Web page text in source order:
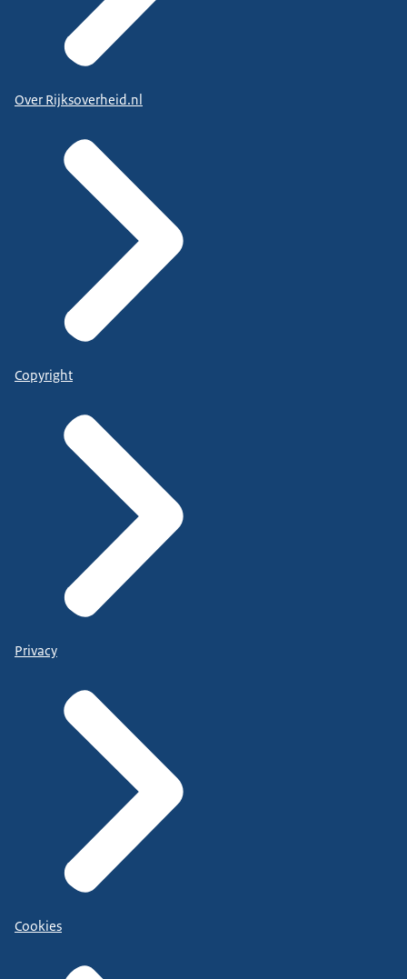
Over Rijksoverheid.nl
Copyright
Privacy
Cookies